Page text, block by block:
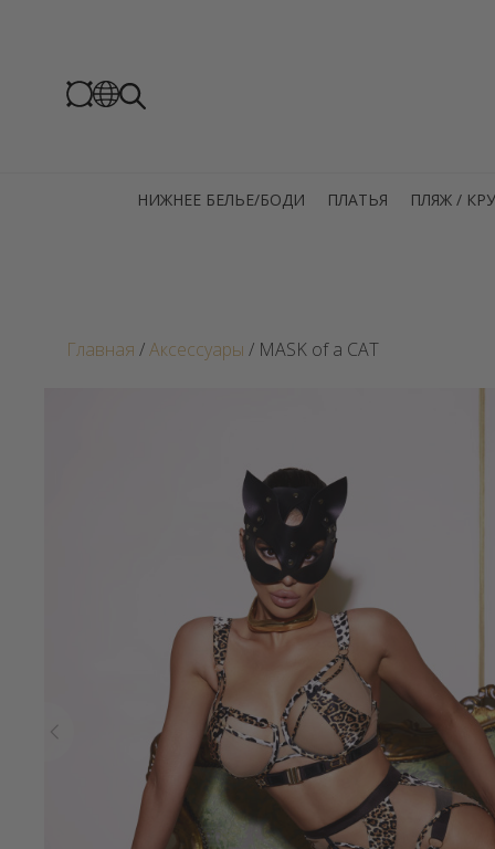
НИЖНЕЕ БЕЛЬЕ/БОДИ ПЛАТЬЯ ПЛЯЖ /
Главная /Аксессуары / MASK of a CAT